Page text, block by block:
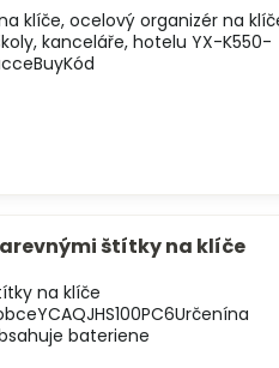
klíče, ocelový organizér na
kanceláře, hotelu YX-K550-
štítky na klíče
na klíče
bateriene